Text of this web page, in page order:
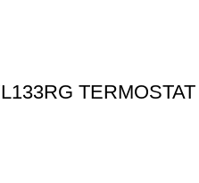
TERMOSTAT